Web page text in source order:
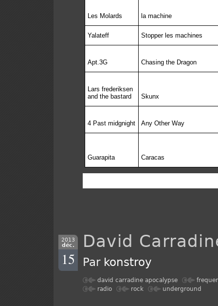
Les Molards la machine
Yalateff Stopper les machines
Apt.3G Chasing the Dragon
Lars frederiksen
and the bastard
Skunx
4 Past midgnight Any Other Way
Guarapita Caracas
2013
déc.
15
David
Par konstroy
david carradine apocalypse
radio
rock underground